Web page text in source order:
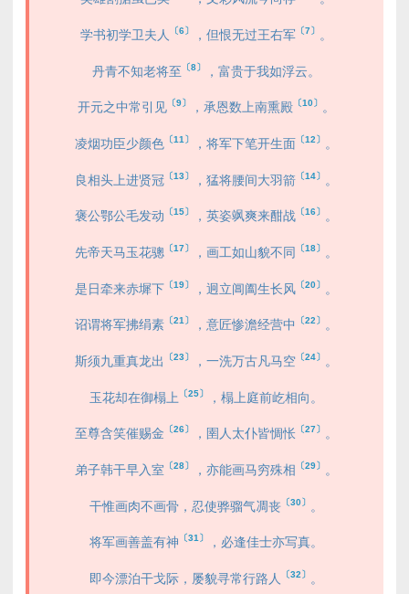
学书初学卫夫人 〔6〕 ，但恨无过王右军 〔7〕 。
丹青不知老将至 〔8〕 ，富贵于我如浮云。
开元之中常引见 〔9〕 ，承恩数上南熏殿 〔10〕 。
凌烟功臣少颜色 〔11〕 ，将军下笔开生面 〔12〕 。
良相头上进贤冠 〔13〕 ，猛将腰间大羽箭 〔14〕 。
褒公鄂公毛发动 〔15〕 ，英姿飒爽来酣战 〔16〕 。
先帝天马玉花骢 〔17〕 ，画工如山貌不同 〔18〕 。
是日牵来赤墀下 〔19〕 ，迥立阊阖生长风 〔20〕 。
诏谓将军拂绢素 〔21〕 ，意匠惨澹经营中 〔22〕 。
斯须九重真龙出 〔23〕 ，一洗万古凡马空 〔24〕 。
玉花却在御榻上 〔25〕 ，榻上庭前屹相向。
至尊含笑催赐金 〔26〕 ，圉人太仆皆惆怅 〔27〕 。
弟子韩干早入室 〔28〕 ，亦能画马穷殊相 〔29〕 。
干惟画肉不画骨，忍使骅骝气凋丧 〔30〕
将军画善盖有神 〔31〕 ，必逢佳士亦写真。
即今漂泊干戈际，屡貌寻常行路人 〔32〕 。